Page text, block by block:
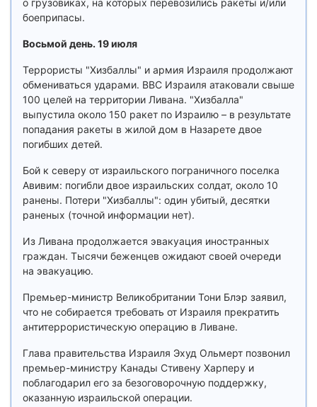
о грузовиках, на которых перевозились ракеты и/или
боеприпасы.
Восьмой день. 19 июля
Террористы "Хизбаллы" и армия Израиля продолжают
обмениваться ударами. ВВС Израиля атаковали свыше
100 целей на территории Ливана. "Хизбалла"
выпустила около 150 ракет по Израилю – в результате
попадания ракеты в жилой дом в Назарете двое
погибших детей.
Бой к северу от израильского пограничного поселка
Авивим: погибли двое израильских солдат, около 10
ранены. Потери "Хизбаллы": один убитый, десятки
раненых (точной информации нет).
Из Ливана продолжается эвакуация иностранных
граждан. Тысячи беженцев ожидают своей очереди
на эвакуацию.
Премьер-министр Великобритании Тони Блэр заявил,
что не собирается требовать от Израиля прекратить
антитеррористическую операцию в Ливане.
Глава правительства Израиля Эхуд Ольмерт позвонил
премьер-министру Канады Стивену Харперу и
поблагодарил его за безоговорочную поддержку,
оказанную израильской операции.